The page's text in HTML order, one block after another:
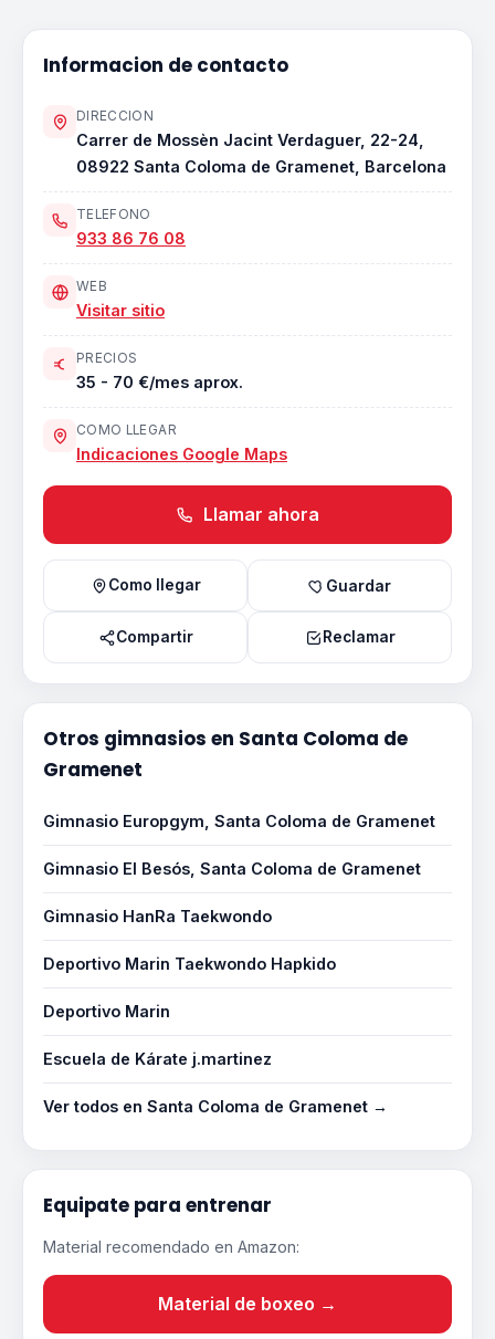
Informacion de contacto
DIRECCION
Carrer de Mossèn Jacint Verdaguer, 22-24,
08922 Santa Coloma de Gramenet, Barcelona
TELEFONO
933 86 76 08
WEB
Visitar sitio
PRECIOS
35 - 70 €/mes aprox.
COMO LLEGAR
Indicaciones Google Maps
Llamar ahora
Como llegar Guardar
Compartir Reclamar
Otros gimnasios en Santa Coloma de
Gramenet
Gimnasio Europgym, Santa Coloma de Gramenet
Gimnasio El Besós, Santa Coloma de Gramenet
Gimnasio HanRa Taekwondo
Deportivo Marin Taekwondo Hapkido
Deportivo Marin
Escuela de Kárate j.martinez
Ver todos en Santa Coloma de Gramenet →
Equipate para entrenar
Material recomendado en Amazon:
Material de boxeo →